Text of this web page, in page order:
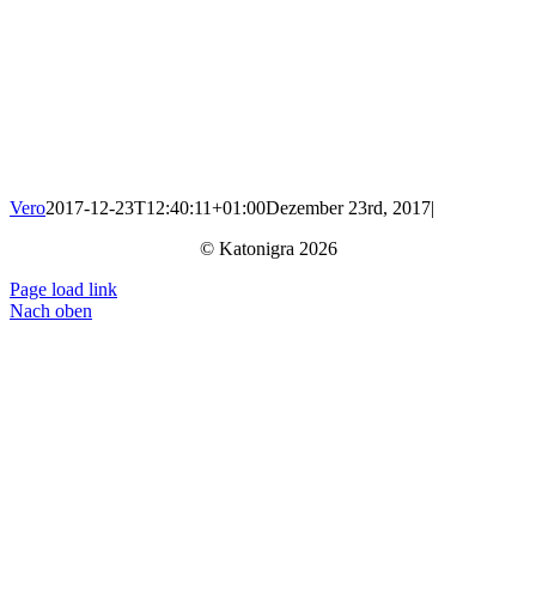
Vero2017-12-23T12:40:11+01:00Dezember 23rd, 2017|
© Katonigra 2026
Page load link
Nach oben